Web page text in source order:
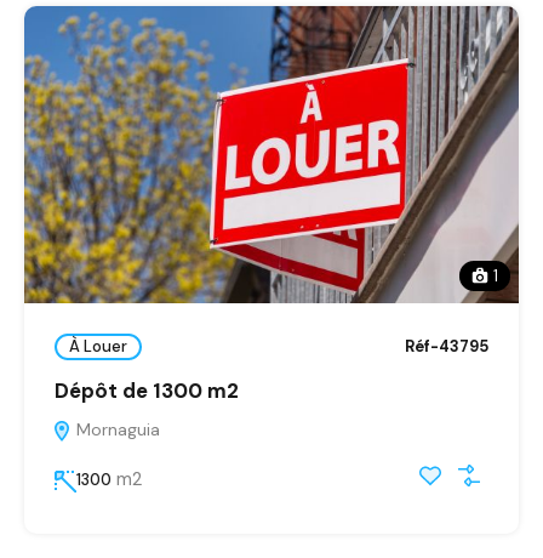
1
À Louer Réf-43795
Dépôt de 1300 m2
Mornaguia
1300 m2